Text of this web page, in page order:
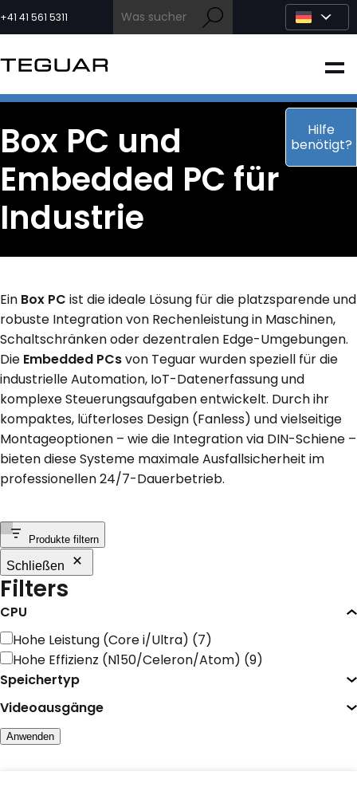
Inhalt
springen
+41 41 561 5311
INDUSTRIE
MEDIZIN
OEM LÖSUNGEN
DIENSTLEISTUNGEN & SUPPORT
KONTAKT
Box PC und
Embedded PC für
Industrie
Ein Box PC ist die ideale Lösung für die platzsparende und
robuste Integration von Rechenleistung in Maschinen,
Schaltschränken oder dezentralen Edge-Umgebungen.
Die Embedded PCsvon Teguar wurden speziell für die
industrielle Automation, IoT-Datenerfassung und
komplexe Steuerungsaufgaben entwickelt. Durch ihr
kompaktes, lüfterloses Design (Fanless) und vielseitige
Montageoptionen – wie die Integration via DIN-Schiene –
bieten diese Systeme maximale Ausfallsicherheit im
professionellen 24/7-Dauerbetrieb.
Produkte filtern
Schließen
Filters
CPU
CPUHohe Leistung (Core i/Ultra) (7)
Hohe Effizienz (N150/Celeron/Atom) (9)
Speichertyp
Videoausgänge
Anwenden
Hilfe
benötigt?